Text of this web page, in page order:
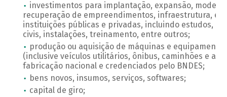
investimentos para implantação, expansão,
recuperação de empreendimentos, infraestrutura,
instituições públicas e privadas, incluindo estudos,
civis, instalações, treinamento, entre outros;
produção ou aquisição de máquinas e
(inclusive veículos utilitários, ônibus, caminhões e
fabricação nacional e credenciados pelo BNDES;
bens novos, insumos, serviços, softwares;
capital de giro;